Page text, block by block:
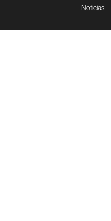
Noticias